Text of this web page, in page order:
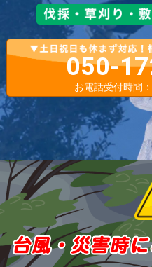
050-
お電話受付時間